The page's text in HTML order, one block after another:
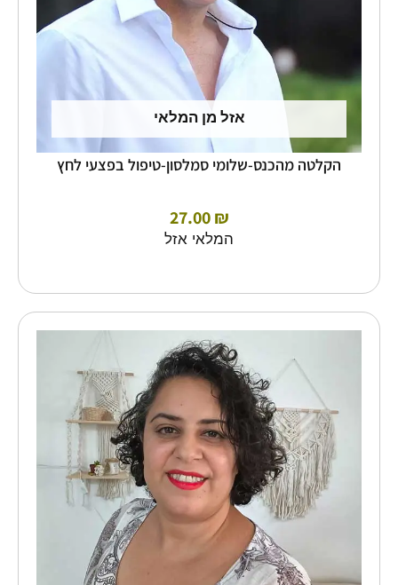
אזל מן המלאי
הקלטה מהכנס-שלומי סמלסון-טיפול בפצעי לחץ
27.00₪
המלאי אזל